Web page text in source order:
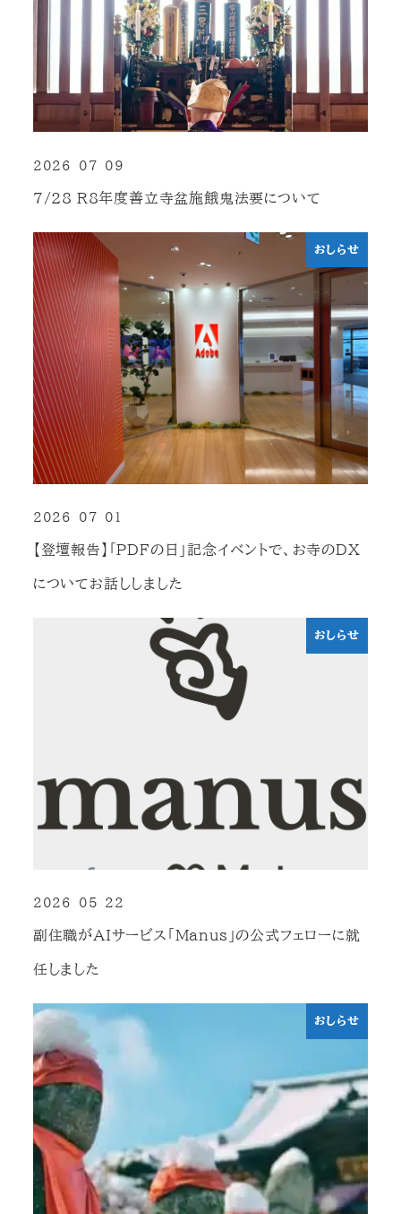
7/28 R8年度善立寺盆施餓鬼法要について
2026-07-09
おしらせ
【登壇報告】「PDFの日」記念イベントで、お寺のDX
についてお話ししました
2026-07-01
おしらせ
副住職がAIサービス「Manus」の公式フェローに就
任しました
2026-05-22
おしらせ